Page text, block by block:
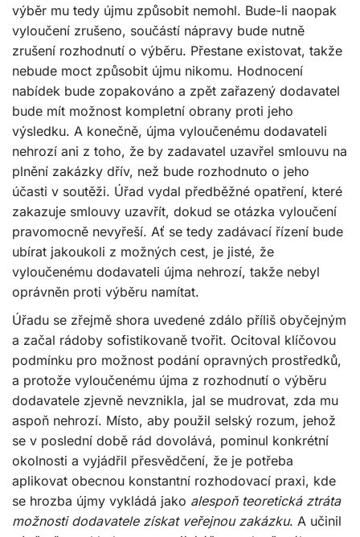
výběr mu tedy újmu způsobit nemohl. Bude-li naopak
vyloučení zrušeno, součástí nápravy bude nutně
zrušení rozhodnutí o výběru. Přestane existovat, takže
nebude moct způsobit újmu nikomu. Hodnocení
nabídek bude zopakováno a zpět zařazený dodavatel
bude mít možnost kompletní obrany proti jeho
výsledku. A konečně, újma vyloučenému dodavateli
nehrozí ani z toho, že by zadavatel uzavřel smlouvu na
plnění zakázky dřív, než bude rozhodnuto o jeho
účasti v soutěži. Úřad vydal předběžné opatření, které
zakazuje smlouvy uzavřít, dokud se otázka vyloučení
pravomocně nevyřeší. Ať se tedy zadávací řízení bude
ubírat jakoukoli z možných cest, je jisté, že
vyloučenému dodavateli újma nehrozí, takže nebyl
oprávněn proti výběru namítat.
Úřadu se zřejmě shora uvedené zdálo příliš obyčejným
a začal rádoby sofistikovaně tvořit. Ocitoval klíčovou
podmínku pro možnost podání opravných prostředků,
a protože vyloučenému újma z rozhodnutí o výběru
dodavatele zjevně nevznikla, jal se mudrovat, zda mu
aspoň nehrozí. Místo, aby použil selský rozum, jehož
se v poslední době rád dovolává, pominul konkrétní
okolnosti a vyjádřil přesvědčení, že je potřeba
aplikovat obecnou konstantní rozhodovací praxi, kde
se hrozba újmy vykládá jako alespoň teoretická ztráta
možnosti dodavatele získat veřejnou zakázku. A učinil